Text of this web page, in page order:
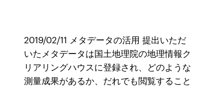
2019/02/11 メタデータの活用 提出いただ
いたメタデータは国土地理院の地理情報ク
リアリングハウスに登録され、どのような
測量成果があるか、だれでも閲覧すること